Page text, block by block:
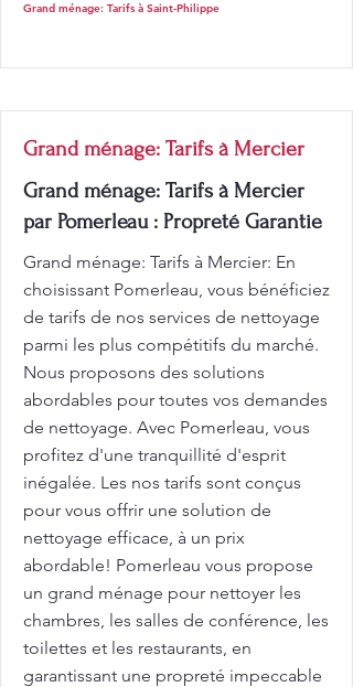
Grand ménage: Tarifs à Saint-Philippe
Grand ménage: Tarifs à Mercier
Grand ménage: Tarifs à Mercier
par Pomerleau : Propreté Garantie
Grand ménage: Tarifs à Mercier: En
choisissant Pomerleau, vous bénéficiez
de tarifs de nos services de nettoyage
parmi les plus compétitifs du marché.
Nous proposons des solutions
abordables pour toutes vos demandes
de nettoyage. Avec Pomerleau, vous
profitez d'une tranquillité d'esprit
inégalée. Les nos tarifs sont conçus
pour vous offrir une solution de
nettoyage efficace, à un prix
abordable! Pomerleau vous propose
un grand ménage pour nettoyer les
chambres, les salles de conférence, les
toilettes et les restaurants, en
garantissant une propreté impeccable